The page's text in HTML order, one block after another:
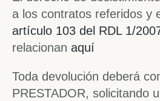
a los contratos referidos y
artículo 103 del RDL 1/
relacionan aquí
Toda devolución deberá
PRESTADOR, solicitando